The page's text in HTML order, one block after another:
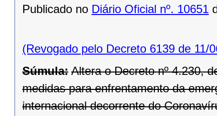
Publicado no Diário Oficial nº. 10651
(Revogado pelo Decreto 6139 de 11/
Súmula: Altera o Decreto nº 4.230,
medidas para enfrentamento da
internacional decorrente do